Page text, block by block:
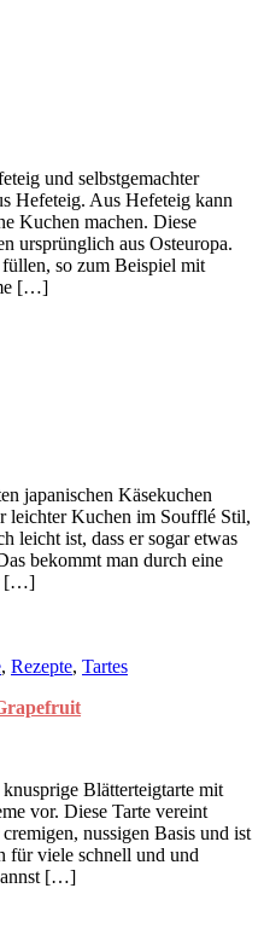
und selbstgemachter
Hefeteig. Aus Hefeteig kann
Kuchen machen. Diese
ursprünglich aus Osteuropa.
so zum Beispiel mit
[…]
japanischen Käsekuchen
leichter Kuchen im Soufflé Stil,
leicht ist, dass er sogar etwas
bekommt man durch eine
[…]
, Rezepte, Tartes
Blätterteigtarte mit
vor. Diese Tarte vereint
nussigen Basis und ist
für viele schnell und und
[…]